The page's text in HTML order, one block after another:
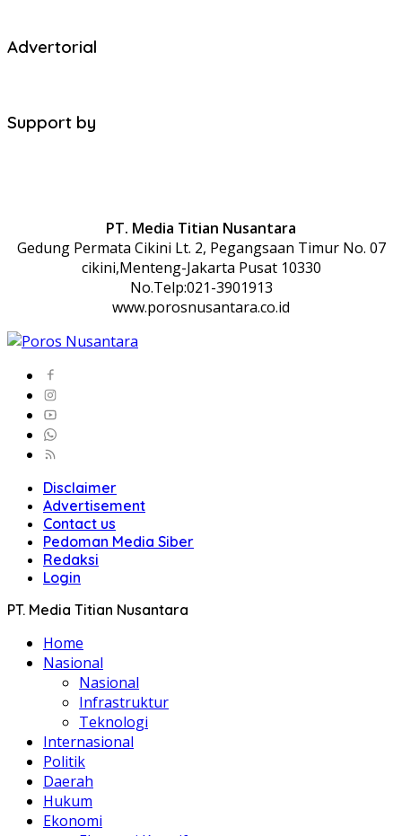
Advertorial
Support by
PT. Media Titian Nusantara
Gedung Permata Cikini Lt. 2, Pegangsaan Timur No. 07
cikini,Menteng-Jakarta Pusat 10330
No.Telp:021-3901913
www.porosnusantara.co.id
Disclaimer
Advertisement
Contact us
Pedoman Media Siber
Redaksi
Login
PT. Media Titian Nusantara
Home
Nasional
Nasional
Infrastruktur
Teknologi
Internasional
Politik
Daerah
Hukum
Ekonomi